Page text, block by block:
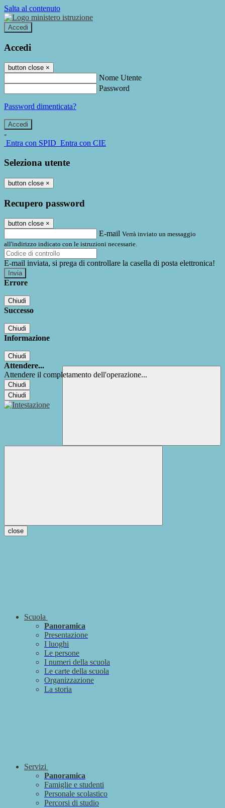
Salta al contenuto
Accedi
Accedi
button close ×
Nome Utente
Password
Password dimenticata?
-
Entra con SPID Entra con CIE
Seleziona utente
button close ×
Recupero password
button close ×
E-mail Verrà inviato un messaggio
all'indirizzo indicato con le istruzioni necessarie.
E-mail inviata, si prega di controllare la casella di posta elettronica!
Errore
Chiudi
Successo
Chiudi
Informazione
Chiudi
Attendere...
Attendere il completamento dell'operazione...
Chiudi
Chiudi
close
Scuola
Panoramica
Presentazione
I luoghi
Le persone
I numeri della scuola
Le carte della scuola
Organizzazione
La storia
Servizi
Panoramica
Famiglie e studenti
Personale scolastico
Percorsi di studio